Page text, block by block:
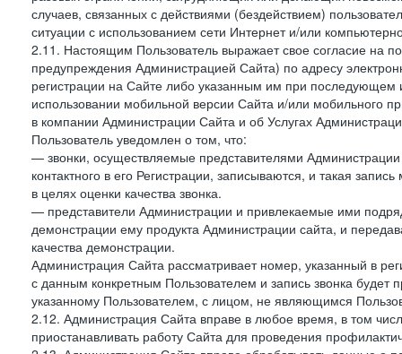
случаев, связанных с действиями (бездействием)
ситуации с использованием сети Интернет и/или
2.11. Настоящим Пользователь выражает свое согласие на
предупреждения Администрацией Сайта) по адресу
регистрации на Сайте либо указанным им при
использовании мобильной версии Сайта и/или мобильного
в компании Администрации Сайта и об Услугах
Пользователь уведомлен о том, что:
— звонки, осуществляемые представителями
контактного в его Регистрации, записываются, и такая
в целях оценки качества звонка.
— представители Администрации и привлекаемые ими
демонстрации ему продукта Администрации сайта, и
качества демонстрации.
Администрация Сайта рассматривает номер, указанный в
с данным конкретным Пользователем и запись звонка будет
указанному Пользователем, с лицом, не являющимся
2.12. Администрация Сайта вправе в любое время, в том
приостанавливать работу Сайта для проведения